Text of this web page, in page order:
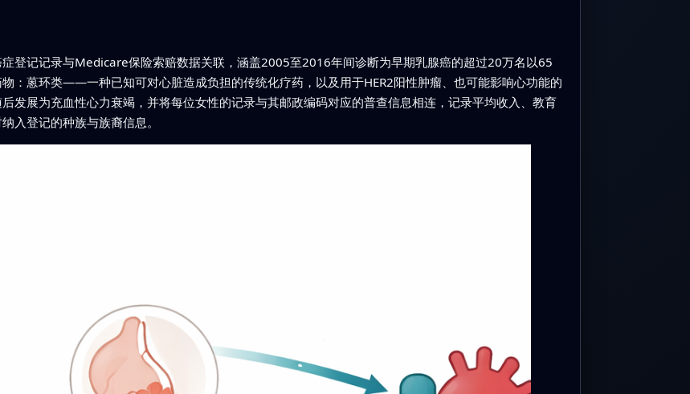
登记记录与Medicare保险索赔数据关联，涵盖2005至2016年间诊断为早期乳腺癌的超过20万名以65
：蒽环类——一种已知可对心脏造成负担的传统化疗药，以及用于HER2阳性肿瘤、也可能影响心功能的
发展为充血性心力衰竭，并将每位女性的记录与其邮政编码对应的普查信息相连，记录平均收入、教育
入登记的种族与族裔信息。